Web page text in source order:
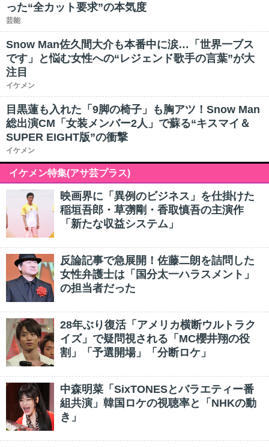
った“全カット要求”の本気度
芸能
Snow Man佐久間大介も本番中に涙…「世界一ブス
です」と悩む女性への“レジェンド歌手の言葉”が大
注目
イケメン
目黒蓮も入れた「9脚の椅子」も胸アツ！Snow Man
総出演CM「女装メンバー2人」で蘇る“キスマイ＆
SUPER EIGHT版”の衝撃
イケメン
イケメン特集(アサ芸プラス)
映画界に「異例のビジネス」を仕掛けた
稲垣吾郎・草彅剛・香取慎吾の主演作
「新たな収益システム」
反論記事で急展開！佐藤二朗を詰問した
女性弁護士は「国分太一ハラスメント」
の担当者だった
28年ぶり復活「アメリカ横断ウルトラク
イズ」で疑問視される「MC櫻井翔の役
割」「予選開場」「分断ロケ」
中森明菜「SixTONESとバラエティー番
組共演」韓国ロケの視聴率と「NHKの動
き」